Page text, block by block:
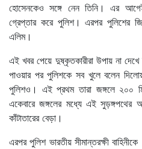
হোসেনকেও সঙ্গে নেন তিনি। এর
গ্রেপ্তার করে পুলিশ। এরপর পুলিশের
এলিম।
এই খবর পেয়ে দুষ্কৃতকারীরা উপায় না
পাওয়ার পর পুলিশকে সব খুলে বলেন
পুলিশও। এই প্রথম তারা জঙ্গলে ২০০
একেবারে জঙ্গলের মধ্যে এই
কাঁটাতারের বেড়া।
এরপর পুলিশ ভারতীয় সীমান্তরক্ষী